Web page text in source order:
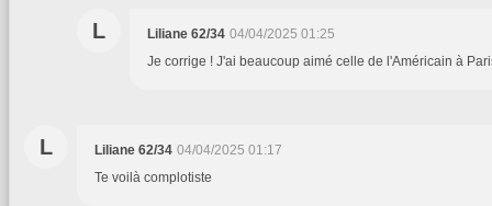
L Liliane 62/34 04/04/2025 01:25
Je corrige ! J'ai beaucoup aimé celle de l'Américain à
L Liliane 62/34 04/04/2025 01:17
Te voilà complotiste